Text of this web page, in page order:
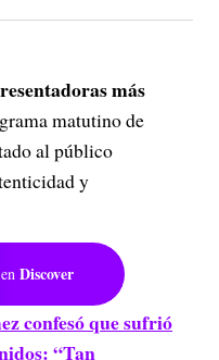
más
matutino de
al público
y
en Discover
confesó que sufrió
“Tan